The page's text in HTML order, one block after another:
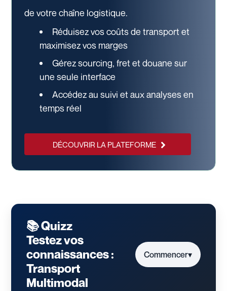
de votre chaîne logistique.
Réduisez vos coûts de transport et
maximisez vos marges
Gérez sourcing, fret et douane sur
une seule interface
Accédez au suivi et aux analyses en
temps réel
DÉCOUVRIR LA PLATEFORME
📚 Quizz
Testez vos
connaissances :
Transport
Multimodal
Commencer▾